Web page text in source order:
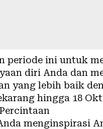
periode ini untuk
diri Anda dan
yang lebih baik
hingga 18
menginspirasi